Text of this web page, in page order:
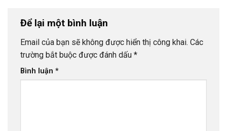
Để lại một bình luận
Email của bạn sẽ không được hiển thị công khai. Các
trường bắt buộc được đánh dấu *
Bình luận *